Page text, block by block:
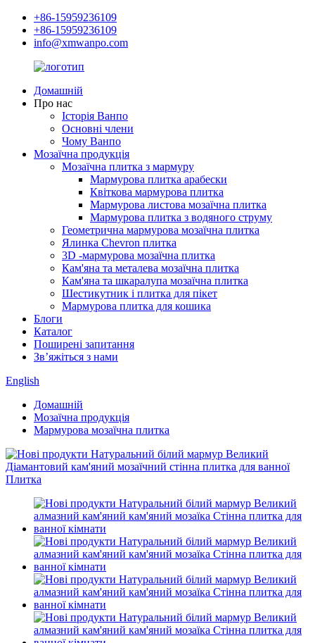
+86-15959236109
+86-15959236109
info@xmwanpo.com
Домашній
Про нас
Історія Ванпо
Основні члени
Чому Ванпо
Мозаїчна продукція
Мозаїчна плитка з мармуру
Мармурова плитка арабески
Квіткова мармурова плитка
Мармурова листова мозаїчна плитка
Мармурова плитка з водяного струму
Геометрична мармурова мозаїчна плитка
Ялинка Chevron плитка
3D -мармурова мозаїчна плитка
Кам'яна та металева мозаїчна плитка
Кам'яна та шкаралупа мозаїчна плитка
Шестикутник і плитка для пікет
Мармурова плитка для кошика
Блоги
Каталог
Поширені запитання
Зв’яжіться з нами
English
Домашній
Мозаїчна продукція
Мармурова мозаїчна плитка